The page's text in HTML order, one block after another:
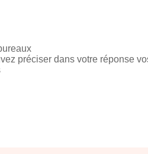
préciser dans votre réponse